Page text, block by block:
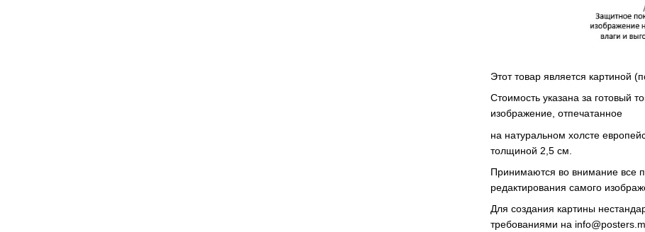
Этот товар является картиной
Стоимость указана за готовый
изображение, отпечатанное
на натуральном холсте
толщиной 2,5 см.
Принимаются во внимание все
редактирования самого
Для создания картины
требованиями на